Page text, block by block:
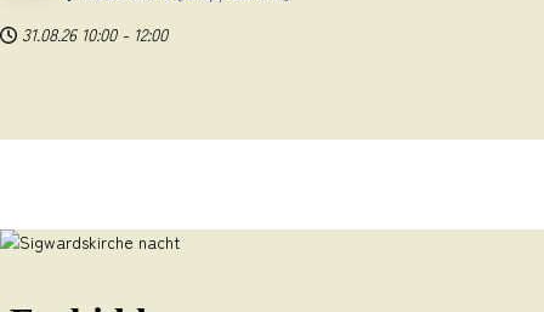
31.08.26 10:00 - 12:00